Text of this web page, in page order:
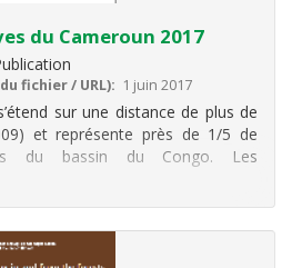
du Cameroun 2017
fichier / URL) 1 juin 2017
sur une distance de plus de
et représente près de 1/5 de
du bassin du Congo. Les
y occupent une superficie